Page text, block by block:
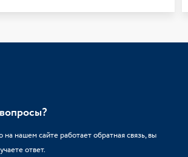
нашем сайте работает обратная связь, вы
ответ.